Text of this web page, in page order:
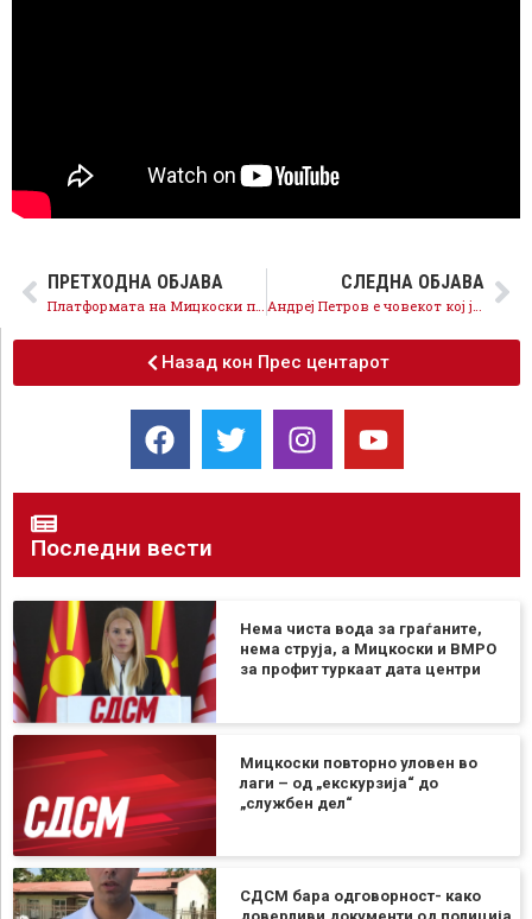
ПРЕТХОДНА ОБЈАВА
Платформата на Мицкоски против СДСМ
СЛЕДНА ОБЈАВА
Андреј Петров е човекот кој ја предводеше најголемата изборна катастрофа во СДСМ
Назад кон Прес центарот
Последни вести
Нема чиста вода за граѓаните,
нема струја, а Мицкоски и ВМРО
за профит туркаат дата центри
Мицкоски повторно уловен во
лаги – од „екскурзија“ до
„службен дел“
СДСМ бара одговорност- како